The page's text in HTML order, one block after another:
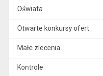
Oświata
Otwarte konkursy ofert
Małe zlecenia
Kontrole